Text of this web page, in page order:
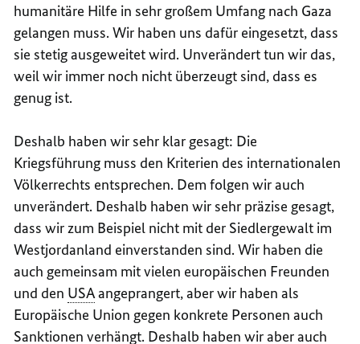
humanitäre Hilfe in sehr großem Umfang nach Gaza
gelangen muss. Wir haben uns dafür eingesetzt, dass
sie stetig ausgeweitet wird. Unverändert tun wir das,
weil wir immer noch nicht überzeugt sind, dass es
genug ist.
Deshalb haben wir sehr klar gesagt: Die
Kriegsführung muss den Kriterien des internationalen
Völkerrechts entsprechen. Dem folgen wir auch
unverändert. Deshalb haben wir sehr präzise gesagt,
dass wir zum Beispiel nicht mit der Siedlergewalt im
Westjordanland einverstanden sind. Wir haben die
auch gemeinsam mit vielen europäischen Freunden
und den USAangeprangert, aber wir haben als
Europäische Union gegen konkrete Personen auch
Sanktionen verhängt. Deshalb haben wir aber auch